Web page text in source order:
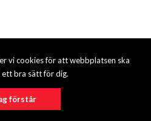
vi cookies för att webbplatsen ska
ett bra sätt för dig.
förstår